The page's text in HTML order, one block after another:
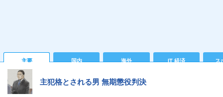
主要 国内 海外 IT 経済 ス
主犯格とされる男 無期懲役判決